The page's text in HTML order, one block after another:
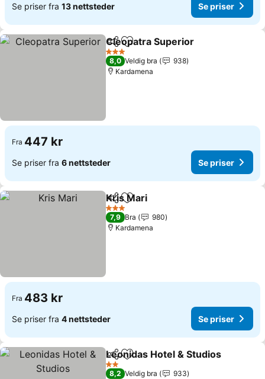
Se priser fra 13 nettsteder Se priser
Del Legg til i favoritter
Cleopatra Superior
3 Stjerner
8,0 Veldig bra
938
Kardamena
Fra 447 kr
Se priser fra 6 nettsteder Se priser
Del Legg til i favoritter
Kris Mari
3 Stjerner
7,9 Bra
980
Kardamena
Fra 483 kr
Se priser fra 4 nettsteder Se priser
Del Legg til i favoritter
Leonidas Hotel & Studios
2 Stjerner
8,2 Veldig bra
933